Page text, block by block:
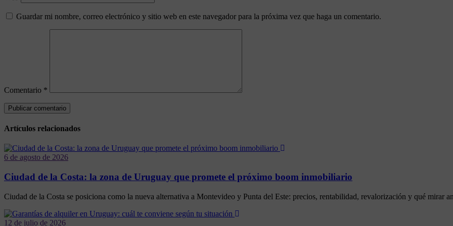
Guardar mi nombre, correo electrónico y sitio web en este navegador para la próxima vez que haga un comentario.
Comentario *
Artículos relacionados
6 de agosto de 2026
Ciudad de la Costa: la zona de Uruguay que promete el próximo boom inmobiliario
Ciudad de la Costa se posiciona como la nueva alternativa a Montevideo y Punta del Este: precios, rentabilidad, revalorización y qué mirar
12 de julio de 2026